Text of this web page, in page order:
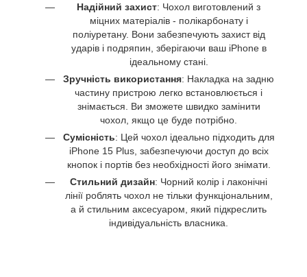
Надійний захист: Чохол виготовлений з
міцних матеріалів - полікарбонату і
поліуретану. Вони забезпечують захист від
ударів і подряпин, зберігаючи ваш iPhone в
ідеальному стані.
Зручність використання: Накладка на задню
частину пристрою легко встановлюється і
знімається. Ви зможете швидко замінити
чохол, якщо це буде потрібно.
Сумісність: Цей чохол ідеально підходить для
iPhone 15 Plus, забезпечуючи доступ до всіх
кнопок і портів без необхідності його знімати.
Стильний дизайн: Чорний колір і лаконічні
лінії роблять чохол не тільки функціональним,
а й стильним аксесуаром, який підкреслить
індивідуальність власника.